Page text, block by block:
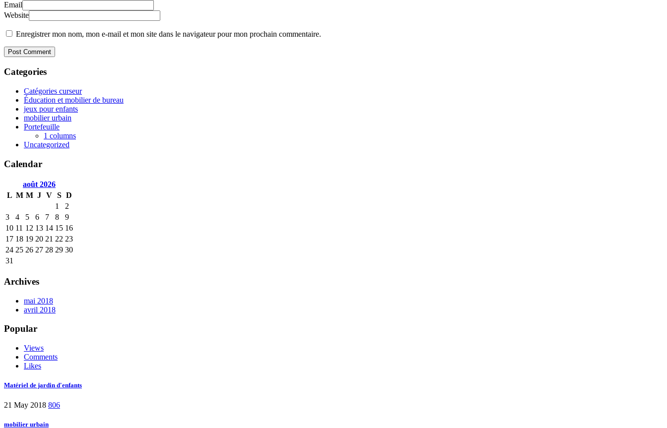
Email
Website
Enregistrer mon nom, mon e-mail et mon site dans le navigateur pour mon prochain commentaire.
Categories
Catégories curseur
Éducation et mobilier de bureau
jeux pour enfants
mobilier urbain
Portefeuille
1 columns
Uncategorized
Calendar
août 2026
L M M J V S D
1
2
3
4 5 6 7 8
9
10 11 12 13 14 15 16
17 18 19 20 21 22 23
24 25 26 27 28 29 30
31
Archives
mai 2018
avril 2018
Popular
Views
Comments
Likes
Matériel de jardin d'enfants
21 May 2018 806
mobilier urbain